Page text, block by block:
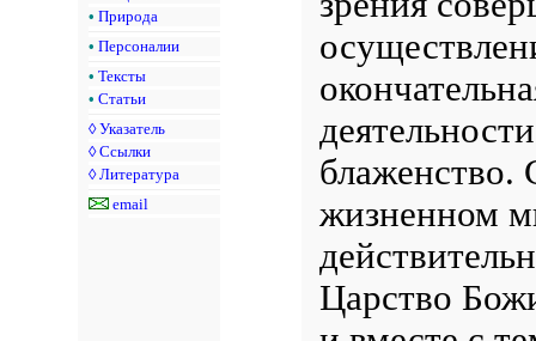
• Природа
• Персоналии
• Тексты
• Статьи
◊ Указатель
◊ Ссылки
◊ Литература
email
блаженство.
жизненном
Царство